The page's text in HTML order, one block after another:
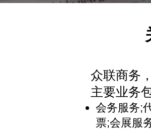
众联商务
主要业务
会务服务;
票;会展服